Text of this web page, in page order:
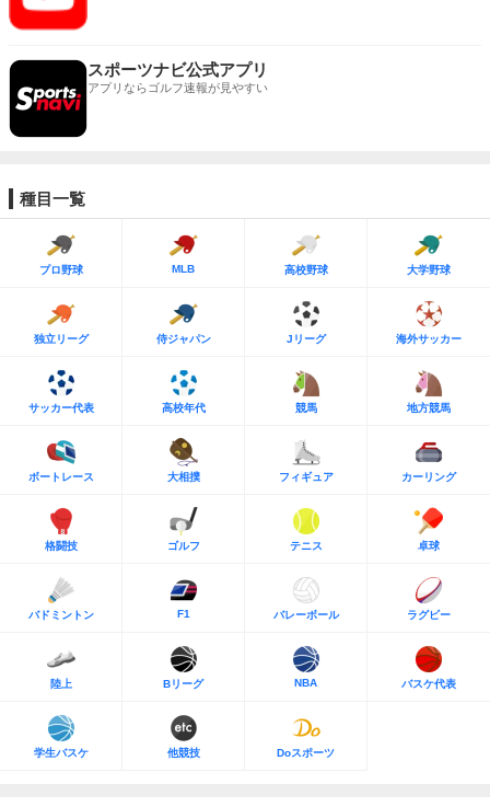
スポーツナビ公式アプリ
アプリならゴルフ速報が見やすい
種目一覧
プロ野球 MLB 高校野球 大学野球
独立リーグ 侍ジャパン Jリーグ 海外サッカー
サッカー代表 高校年代 競馬 地方競馬
ボートレース 大相撲 フィギュア カーリング
格闘技 ゴルフ テニス 卓球
バドミントン F1 バレーボール ラグビー
陸上 Bリーグ NBA バスケ代表
学生バスケ 他競技 Doスポーツ